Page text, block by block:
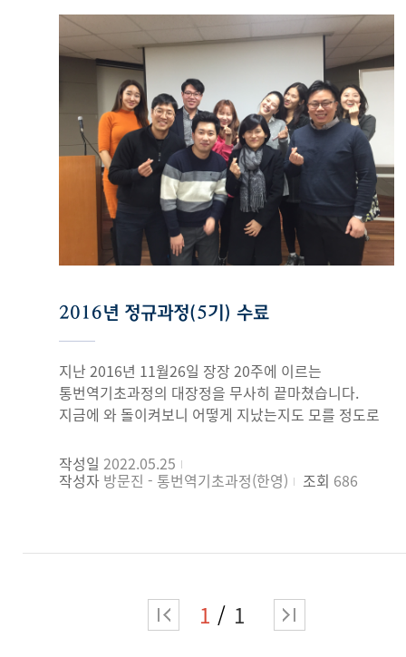
유학대비반, 토플반 등과는 비교도 할 수 없는 좋은
영어와 한국어를 배우고 싶은 분들에게는 강력
추천입니다. 수업 과정 중간에 학생들의 피드백을
받아서 적극적으로 수업의 질이나 주변 환경을
개선하려고 노력하시는 교수님들과 행정부의 직원
분들께도 정말 감사 드린다고 말씀 드리고 싶어요.
이벤트가 있으면 상세일정이나 변경사항 등을 일일이
문자나 메일로 보내주시고 신경 쓰시는 모습을 보고
정말 작은 것 하나도 꼼꼼하게 다 생각하시고 배려해
주신다는 생각이 들었습니다. 언어를 사랑하고 끊임없는
도전을 좋아하는 저에게 통 번역 공부는 끊을 수 없는
마약과도 같은 존재인 것 같습니다. 배울수록 저의
알아간다는 짜릿함과 즐거움을 맛볼 수 있기에 몸에
좋은 마약이라고 표현하고 싶네요. 앞으로도 계속 통
번역 공부를 하고 싶도록 동기부여 해주시고 더 많은
열정을 가지게 해주셔서 감사합니다.
머리가 나빴나, 생각이 들 정도로 통역해야 할 상대방의
말이 아무것도 기억이 나지 않아 좌절도 많이 했습니다.
하지만 수업이 진행되는 과정에서 충분히 훈련으로
극복할 수 있음을 알게 되었고, 주어진 과제를 성실히
하고 수업에 적극적으로 참여함으로써, 조금씩 방향을
잡아 갈 수 있었습니다. 개인적으로는 번역수업이 참
많은 도움이 되었는데, 좋은 번역은 무엇인지 진지하게
고민하게 되었습니다. 지금까지는 번역은 대충 뜻만
통하면 된다고 생각했는데, 좀 더 자연스러운 번역, 읽는
사람을 배려한 번역 등을 배우면서, 번역해야 할 글들의
성격부터 생각해보게 되었습니다. 번역물은 번역자가
시간을 많이 쏟고 공부를 한만큼 결과가 확연히
정말 뿌듯했습니다. 무엇보다 교수님의 꼼꼼한 첨삭이
방향을 잡는데 큰 도움이 되었습니다. 외국어만큼
시간이었습니다. 또 이 수업은 1:1 수업과 단체수업의
성격이 함께 있습니다. 개개인을 위한 공부를 하면서도
때로는 수강생들이 서로의 취약한 부분에 대해 크리틱을
수 있는 점이 장점이었다고 생각합니다. 여러 명이 함께
함으로써 공통적으로 가진 문제는 무엇인지, 더 좋은
저는 통번역은 꼭 통번역사를 목표로 하는 사람이 하는
전문적인 공부 라는 막연한 편견을 가지고 있었던 것
어떻게 번역하면 좋을지 고민했던 부분들에서 많은
도움을 받았다고들 하십니다. 둘째, 인간관계를 넓힐 수
있다. 과정을 들으러 오시는 다양한 학우분들과 오랜
시간을 보내며 중국어라는 언어 하나의 공통점으로
다양한 스펙트럼의 사람들과 알고 지낼 수 있습니다.
家里靠父母，出门靠朋友(집에서는 부모님을, 밖에선
친구를 의지하라.) 라는 중국식 표현이 생각나네요. 인간
관계를 넓히는 데 아주 큰 도움이 됐습니다.
개인적으로는 학원 공부에 지쳐있는 저에게 우리반
학우들은 늘 파이팅을 외쳐주는 단비와도 같았지요
(사랑합니다). 셋째, 외대에 주말마다 자주 오면서
통번역사의 꿈을 더 키울 수 있습니다. 저의 경우에는
모든 과정들이 시험을 포기하지 않도록 절 지탱해주는
원동력이었습니다. 그 중 수업을 진행해주시는 네 분
강사님들의 격려가 가장 힘이 되었습니다. 다들 저처럼
입시를 준비해보셨던 분들로 함께 공감해주시고 용기를
불어넣어주셔서 좋은 성과를 거둘 수 있었다고
생각합니다. 마지막으로 통역을 하는데 요약의 중요성과
완벽하게 한국어를 구사할 수 있구나 입이 떡 벌어지게
하셨던 야오캉 선생님, 긴장하지 않고 편안하게 말할 때
번역의 여왕으로 실제 회사 생활에 쓰이는 비즈니스
고사 피드백 시간을 통해 열심히 해보라고 기운 주셨던
김진아 교수님, 합격 후 특강 시간에 만나뵜던 황지연
2016년 정규과정(5기) 수료
지난 2016년 11월26일 장장 20주에 이르는
통번역기초과정의 대장정을 무사히 끝마쳤습니다.
지금에 와 돌이켜보니 어떻게 지났는지도 모를 정도로
신청에 앞서 많은 고민을 했습니다.한국외국어대학교의
뛰어난 명성과 교육과정은 놓치기 싫은 기회지만,
생각나기도 합니다. 때로는 내가 이것밖에 안되나? 하는
자괴감에 빠지기도 했고 어느때는 넘을 수 없는 커다란
작성일 2022.05.25
작성자 방문진 - 통번역기초과정(한영) 조회 686
1 1